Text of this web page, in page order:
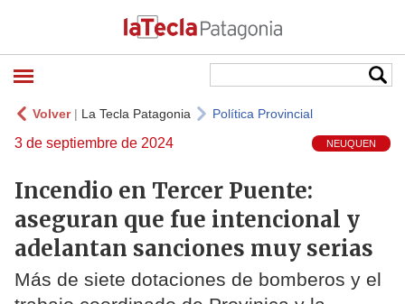
Volver| La Tecla Patagonia Política Provincial
3 de septiembre de 2024 NEUQUEN
Incendio en Tercer Puente:
aseguran que fue intencional y
adelantan sanciones muy serias
Más de siete dotaciones de bomberos y el